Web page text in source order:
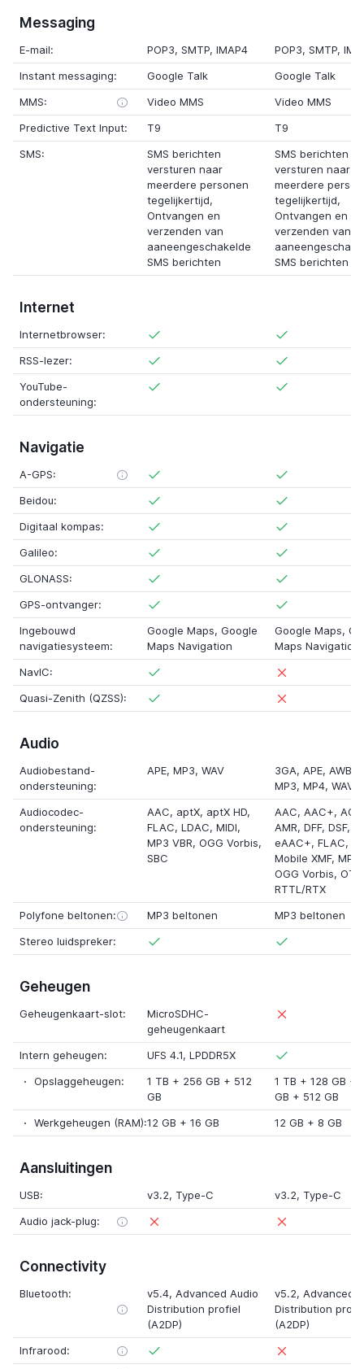
Messaging
E-mail: POP3, SMTP, IMAP4
POP3, SMTP,
Instant messaging:
Google Talk
Google Talk
MMS:
Video MMS
Video MMS
Predictive Text Input:
T9
T9
SMS:
SMS berichten
versturen naar
meerdere personen
tegelijkertijd,
Ontvangen en
verzenden van
aaneengeschakelde
SMS berichten
SMS berichten
versturen naar
meerdere
tegelijkertijd,
Ontvangen en
verzenden van
SMS berichten
Internet
Internetbrowser:
RSS-lezer:
YouTube-
ondersteuning:
Navigatie
A-GPS:
Beidou:
Digitaal kompas:
Galileo:
GLONASS:
GPS-ontvanger:
Ingebouwd
navigatiesysteem:
Google Maps, Google
Maps Navigation
Google Maps,
Maps Navigation
NavIC:
Quasi-Zenith (QZSS):
Audio
Audiobestand-
ondersteuning:
APE, MP3, WAV 3GA, APE, AWB
MP3, MP4, WAV,
Audiocodec-
ondersteuning:
AAC, aptX, aptX HD,
FLAC, LDAC, MIDI,
MP3 VBR, OGG Vorbis,
SBC
AAC, AAC+, AC3
AMR, DFF, DSF,
eAAC+, FLAC,
Mobile XMF, MP3
OGG Vorbis, OTA
RTTL/RTX
Polyfone beltonen:
MP3 beltonen
MP3 beltonen
Stereo luidspreker:
Geheugen
Geheugenkaart-slot:
MicroSDHC-
geheugenkaart
Intern geheugen:
UFS 4.1, LPDDR5X
Opslaggeheugen:
1 TB + 256 GB + 512
GB
1 TB + 128 GB +
GB + 512 GB
Werkgeheugen (RAM):12 GB + 16 GB 12 GB + 8 GB
Aansluitingen
USB: v3.2, Type-C v3.2, Type-C
Audio jack-plug:
Connectivity
Bluetooth: v5.4, Advanced Audio
Distribution profiel
(A2DP)
v5.2, Advanced
Distribution
(A2DP)
Infrarood: